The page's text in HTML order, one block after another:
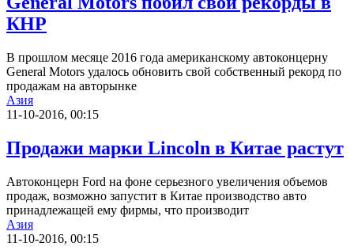
КНР
В прошлом месяце 2016 года американскому автоконцерну
General Motors удалось обновить свой собственный рекорд по
продажам на авторынке
Азия
11-10-2016, 00:15
Продажи марки Lincoln в Китае растут
Автоконцерн Ford на фоне серьезного увеличения объемов
продаж, возможно запустит в Китае производство авто
принадлежащей ему фирмы, что производит
Азия
11-10-2016, 00:15